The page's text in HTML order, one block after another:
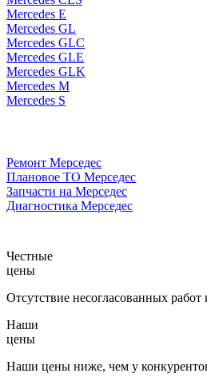
Mercedes E
Mercedes GL
Mercedes GLC
Mercedes GLE
Mercedes GLK
Mercedes M
Mercedes S
Ремонт Мерседес
Плановое ТО Мерседес
Запчасти на Мерседес
Диагностика Мерседес
Честные
цены
Отсутствие несогласованных
Наши
цены
Наши цены ниже, чем у